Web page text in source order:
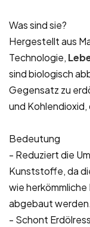
Was sind sie?
Hergestellt aus
Technologie,
sind biologisch
Gegensatz zu
und
Bedeutung
- Reduziert die
Kunststoffe, da
wie
abgebaut werden.
- Schont